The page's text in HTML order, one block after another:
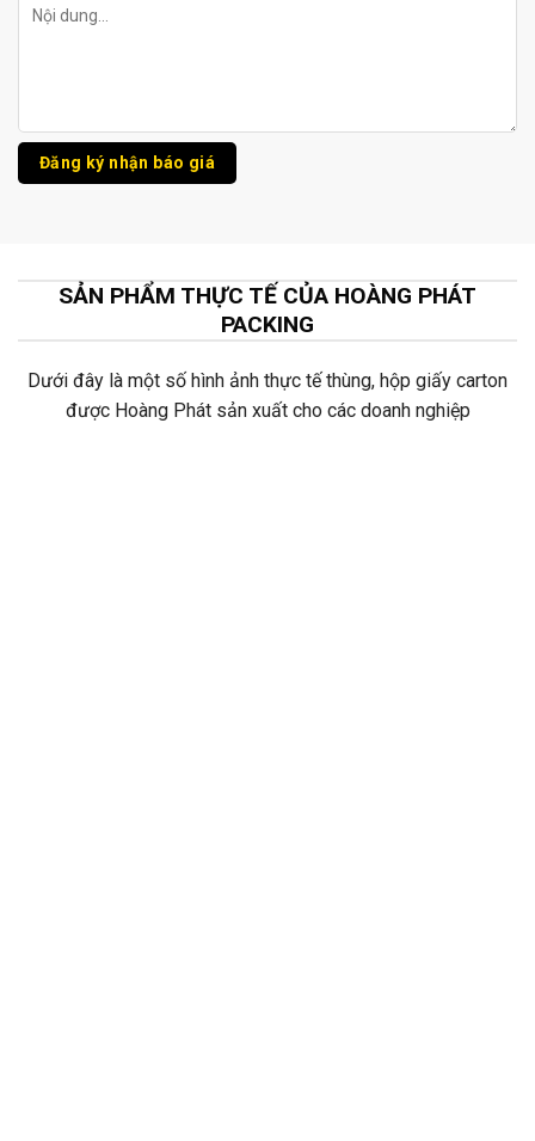
SẢN PHẨM THỰC TẾ CỦA HOÀNG PHÁT
PACKING
Dưới đây là một số hình ảnh thực tế thùng, hộp giấy carton
được Hoàng Phát sản xuất cho các doanh nghiệp